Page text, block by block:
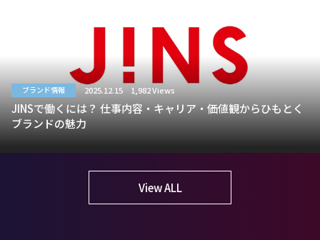
ブランド情報 2025.12.15 1,982 Views
JINSで働くには？ 仕事内容・キャリア・価値観からひもとく
ブランドの魅力
View ALL